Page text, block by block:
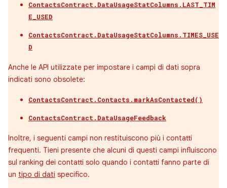
ContactsContract.DataUsageStatColumns.LAST_TIM
E_USED
ContactsContract.DataUsageStatColumns.TIMES_USE
D
Anche le API utilizzate per impostare i campi di dati sopra
indicati sono obsolete:
ContactsContract.Contacts.markAsContacted()
ContactsContract.DataUsageFeedback
Inoltre, i seguenti campi non restituiscono più i contatti
frequenti. Tieni presente che alcuni di questi campi influiscono
sul ranking dei contatti solo quando i contatti fanno parte di
un tipo di dati specifico.